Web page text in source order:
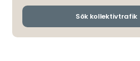
Sök kollektivtrafik